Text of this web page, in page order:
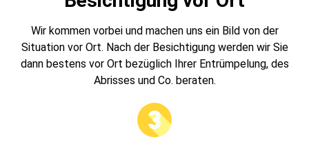
Wir kommen vorbei und machen uns ein Bild von der
Situation vor Ort. Nach der Besichtigung werden wir Sie
dann bestens vor Ort bezüglich Ihrer Entrümpelung, des
Abrisses und Co. beraten.